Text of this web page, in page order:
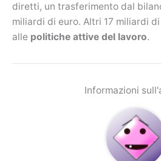
diretti, un trasferimento dal
miliardi di euro. Altri 17 miliardi
alle politiche attive del lavoro.
Informazioni